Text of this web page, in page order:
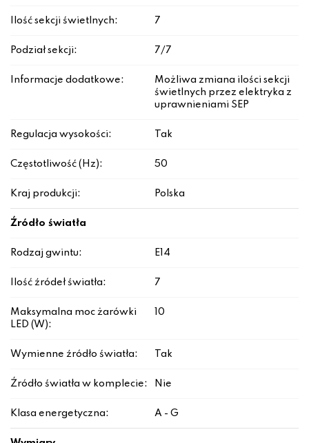
Ilość sekcji świetlnych: 7
Podział sekcji: 7/7
Informacje dodatkowe:
Możliwa zmiana ilości sekcji
świetlnych przez elektryka z
uprawnieniami SEP
Regulacja wysokości: Tak
Częstotliwość (Hz): 50
Kraj produkcji: Polska
Źródło światła
Rodzaj gwintu: E14
Ilość źródeł światła: 7
Maksymalna moc żarówki
LED (W):
10
Wymienne źródło światła: Tak
Źródło światła w komplecie: Nie
Klasa energetyczna: A - G